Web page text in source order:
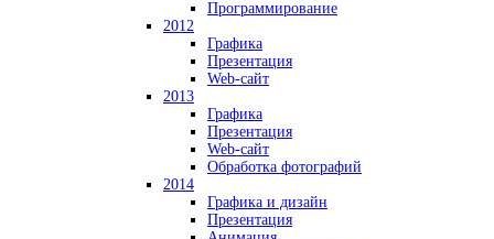
Программирование
2012
Графика
Презентация
Web-сайт
2013
Графика
Презентация
Web-сайт
Обработка фотографий
2014
Графика и дизайн
Презентация